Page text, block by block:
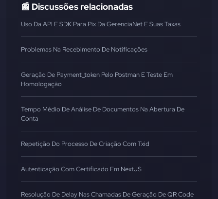
📰 Discussões relacionadas
Uso Da API E SDK Para Pix Da GerenciaNet E Suas Taxas
Problemas Na Recebimento De Notificações
Geração De Payment_token Pelo Postman E Teste Em
Homologação
Tempo Médio De Análise De Documentos Na Abertura De
Conta
Repetição Do Processo De Criação Com Txid
Autenticação Com Certificado Em NextJS
Resolução De Delay Nas Chamadas De Geração De QR Code